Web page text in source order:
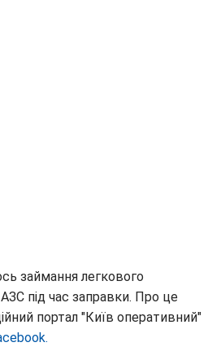
займання легкового
під час заправки. Про це
портал "Київ оперативний"